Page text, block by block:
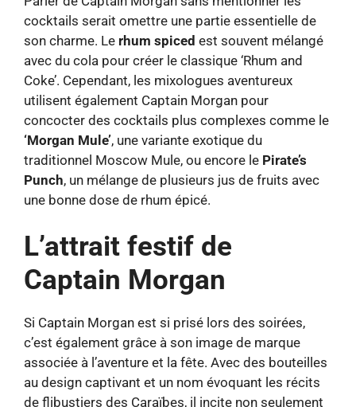
cocktails serait omettre une partie essentielle de
son charme. Le rhum spiced est souvent mélangé
avec du cola pour créer le classique ‘Rhum and
Coke’. Cependant, les mixologues aventureux
utilisent également Captain Morgan pour
concocter des cocktails plus complexes comme le
‘Morgan Mule’, une variante exotique du
traditionnel Moscow Mule, ou encore le Pirate’s
Punch, un mélange de plusieurs jus de fruits avec
une bonne dose de rhum épicé.
L’attrait festif de
Captain Morgan
Si Captain Morgan est si prisé lors des soirées,
c’est également grâce à son image de marque
associée à l’aventure et la fête. Avec des bouteilles
au design captivant et un nom évoquant les récits
de flibustiers des Caraïbes, il incite non seulement